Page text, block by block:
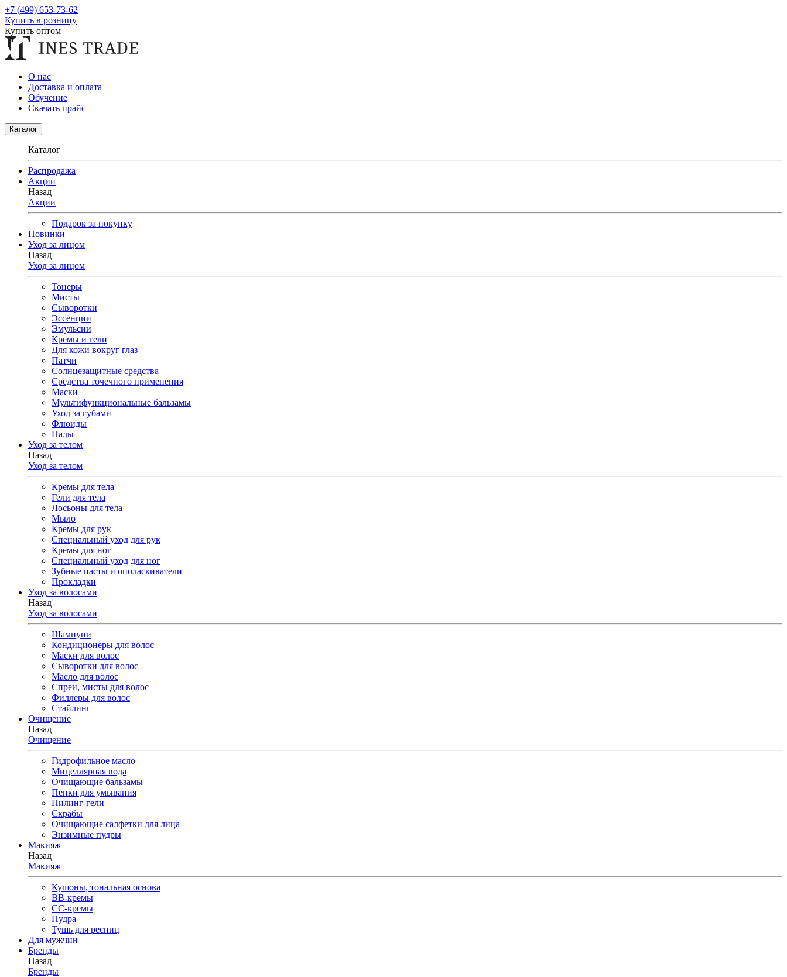
+7 (499) 653-73-62
Купить в розницу
Купить оптом
О нас
Доставка и оплата
Обучение
Скачать прайс
Каталог
Каталог
Распродажа
Акции
Назад
Акции
Подарок за покупку
Новинки
Уход за лицом
Назад
Уход за лицом
Тонеры
Мисты
Сыворотки
Эссенции
Эмульсии
Кремы и гели
Для кожи вокруг глаз
Патчи
Солнцезащитные средства
Средства точечного применения
Маски
Мультифункциональные бальзамы
Уход за губами
Флюиды
Пады
Уход за телом
Назад
Уход за телом
Кремы для тела
Гели для тела
Лосьоны для тела
Мыло
Кремы для рук
Специальный уход для рук
Кремы для ног
Специальный уход для ног
Зубные пасты и ополаскиватели
Прокладки
Уход за волосами
Назад
Уход за волосами
Шампуни
Кондиционеры для волос
Маски для волос
Сыворотки для волос
Масло для волос
Спреи, мисты для волос
Филлеры для волос
Стайлинг
Очищение
Назад
Очищение
Гидрофильное масло
Мицеллярная вода
Очищающие бальзамы
Пенки для умывания
Пилинг-гели
Скрабы
Очищающие салфетки для лица
Энзимные пудры
Макияж
Назад
Макияж
Кушоны, тональная основа
BB-кремы
CC-кремы
Пудра
Тушь для ресниц
Для мужчин
Бренды
Назад
Бренды